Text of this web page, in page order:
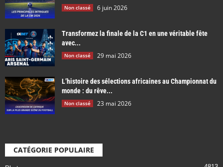
Non classé 6 juin 2026
Transformez la finale de la C1 en une véritable fête
avec...
Non classé 29 mai 2026
L’histoire des sélections africaines au Championnat du
monde : du rêve...
Non classé 23 mai 2026
CATÉGORIE POPULAIRE